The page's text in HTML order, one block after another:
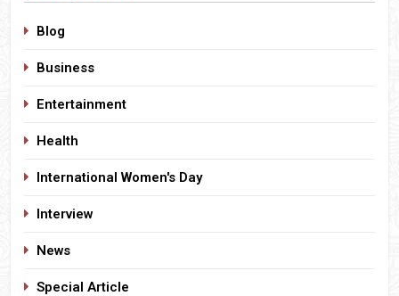
Blog
Business
Entertainment
Health
International Women's Day
Interview
News
Special Article